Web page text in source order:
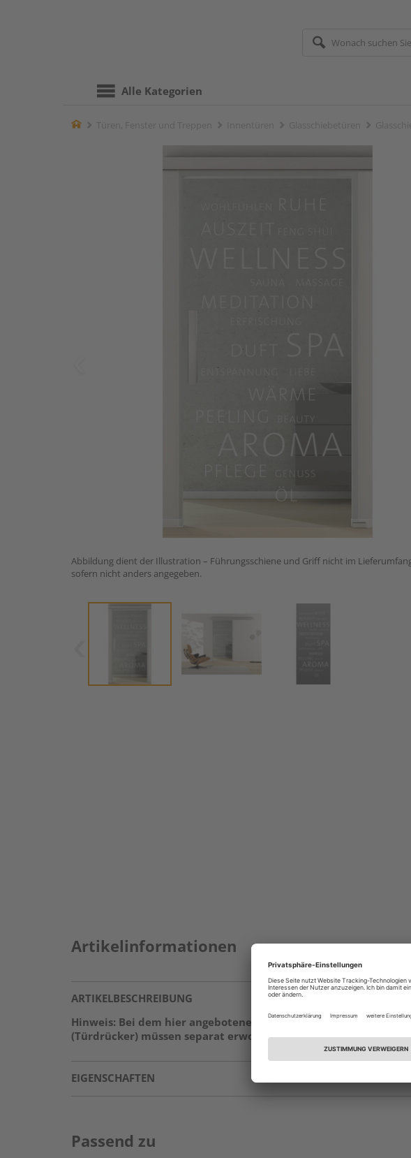
Alle Kategorien
Home
Abbildung dient der Illustration – Führungsschiene und Griff nicht im
sofern nicht anders angegeben.
Artikelinformationen
ARTIKELBESCHREIBUNG
Hinweis: Bei dem hier angebotenen Produkt handelt es sich
(Türdrücker) müssen separat erworben werden, sofern nicht
EIGENSCHAFTEN
Passend zu